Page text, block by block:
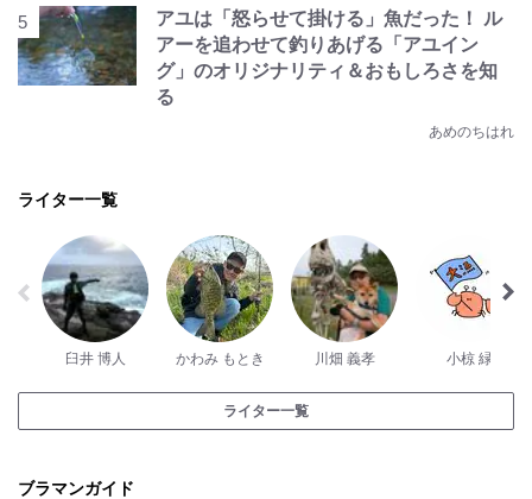
アユは「怒らせて掛ける」魚だった！ ル
アーを追わせて釣りあげる「アユイン
グ」のオリジナリティ＆おもしろさを知
る
あめのちはれ
ライター一覧
臼井 博人 かわみ もとき 川畑 義孝 小椋 緑
ライター一覧
ブラマンガイド